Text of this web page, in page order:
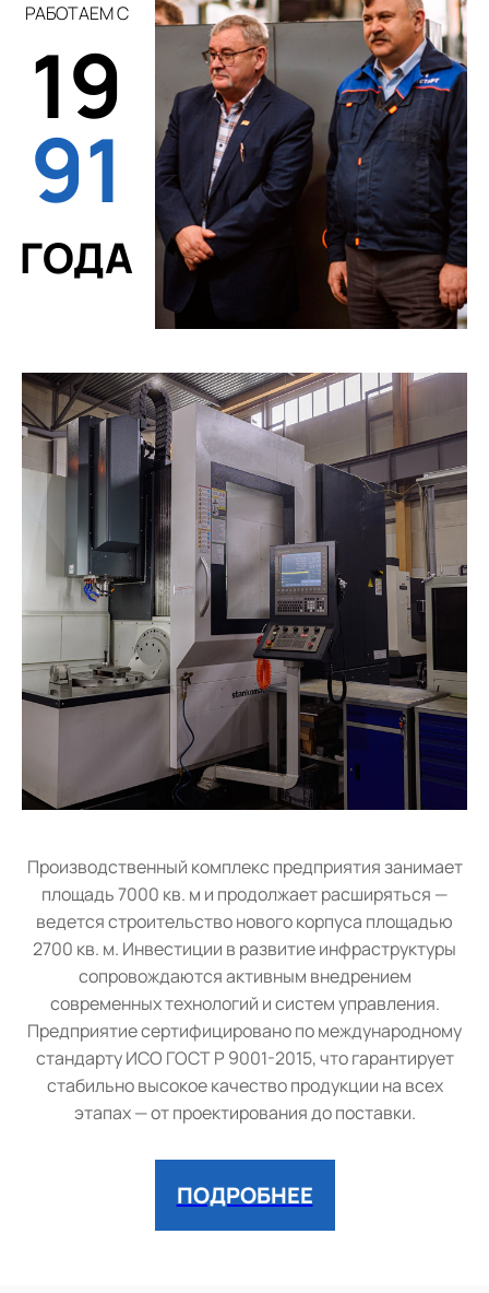
РАБОТАЕМ С
19
91
ГОДА
Производственный комплекс предприятия занимает
площадь 7000 кв. м и продолжает расширяться —
ведется строительство нового корпуса площадью
2700 кв. м. Инвестиции в развитие инфраструктуры
сопровождаются активным внедрением
современных технологий и систем управления.
Предприятие сертифицировано по международному
стандарту ИСО ГОСТ Р 9001-2015, что гарантирует
стабильно высокое качество продукции на всех
этапах — от проектирования до поставки.
ПОДРОБНЕЕ